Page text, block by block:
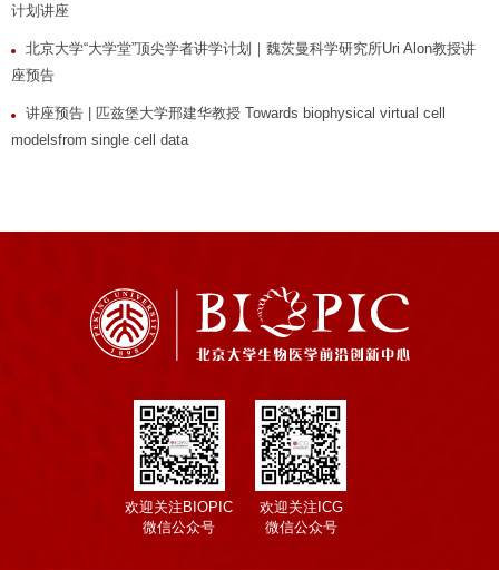
计划讲座
北京大学“大学堂”顶尖学者讲学计划｜魏茨曼科学研究所Uri Alon教授讲
座预告
讲座预告 | 匹兹堡大学邢建华教授 Towards biophysical virtual cell
modelsfrom single cell data
欢迎关注BIOPIC
微信公众号
欢迎关注ICG
微信公众号